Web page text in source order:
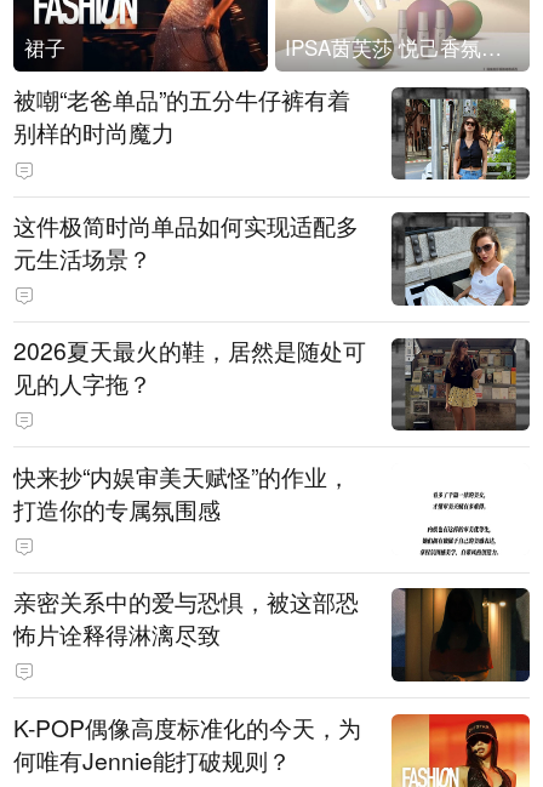
裙子 IPSA茵芙莎 悦己香氛凝露上市
被嘲“老爸单品”的五分牛仔裤有着
别样的时尚魔力
这件极简时尚单品如何实现适配多
元生活场景？
2026夏天最火的鞋，居然是随处可
见的人字拖？
快来抄“内娱审美天赋怪”的作业，
打造你的专属氛围感
亲密关系中的爱与恐惧，被这部恐
怖片诠释得淋漓尽致
K-POP偶像高度标准化的今天，为
何唯有Jennie能打破规则？